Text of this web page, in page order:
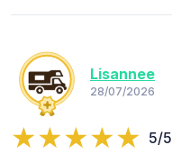
Lisannee
28/07/2026
5/5